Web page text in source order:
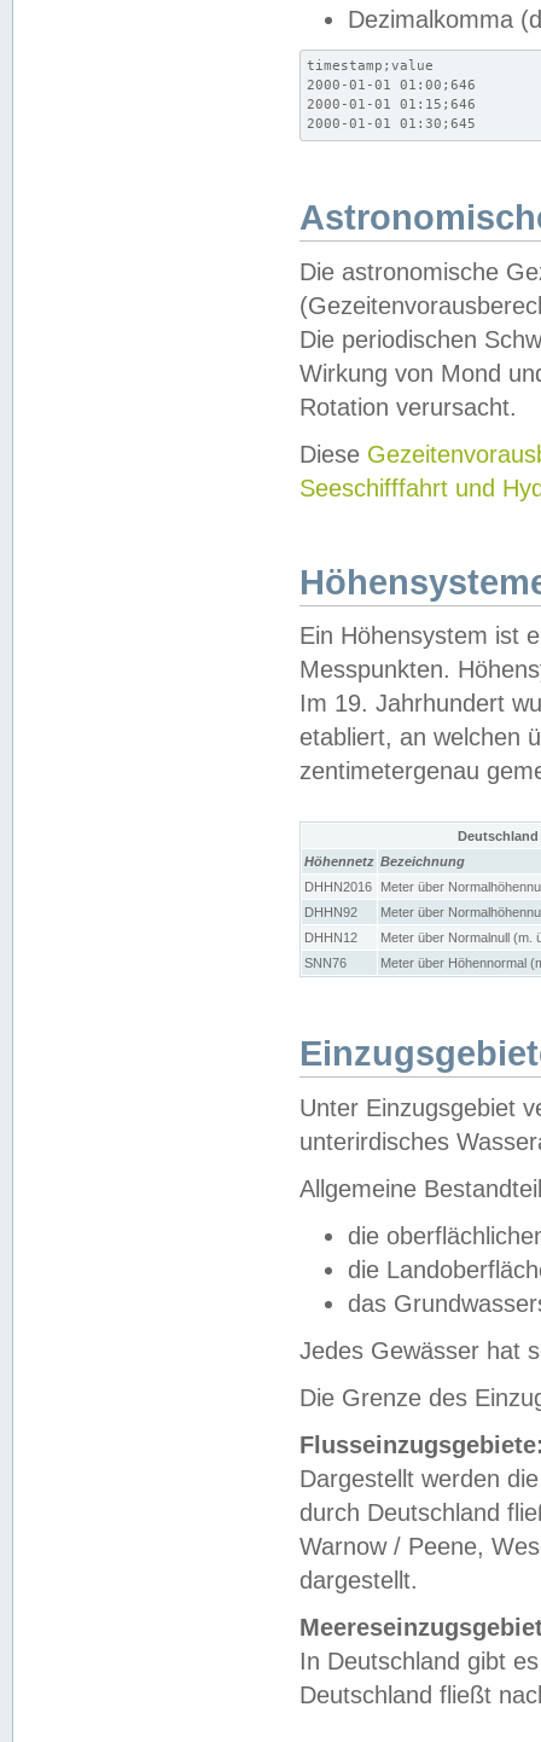
Dezimalkomma
timestamp;value
2000-01-01 01:00;646
2000-01-01 01:15;646
2000-01-01 01:30;645
Die astronomische
Die periodischen
Wirkung von Mond
Rotation verursacht.
Diese
Seeschifffahrt und
Ein Höhensystem ist
Messpunkten.
Im 19. Jahrhundert
etabliert, an welchen
zentimetergenau
Höhennetz Bezeichnung
DHHN2016
Meter über
DHHN92
Meter über
DHHN12
Meter über Normalnull (m.
SNN76
Meter über Höhennormal
Unter Einzugsgebiet
unterirdisches
Allgemeine
die
die
das
Jedes Gewässer hat
Die Grenze des
Dargestellt werden
durch Deutschland
Warnow / Peene,
dargestellt.
In Deutschland gibt
Deutschland fließt